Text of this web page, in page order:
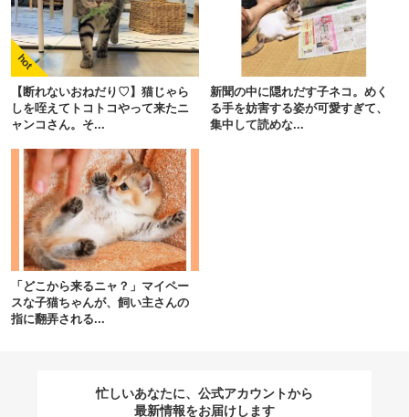
【断れないおねだり♡】猫じゃら
しを咥えてトコトコやって来たニ
ャンコさん。そ...
新聞の中に隠れだす子ネコ。めく
る手を妨害する姿が可愛すぎて、
集中して読めな...
「どこから来るニャ？」マイペー
スな子猫ちゃんが、飼い主さんの
指に翻弄される...
忙しいあなたに、公式アカウントから
最新情報をお届けします
閉じる
pecodogs
いぬ部をフォロー
アプリをダウンロードする